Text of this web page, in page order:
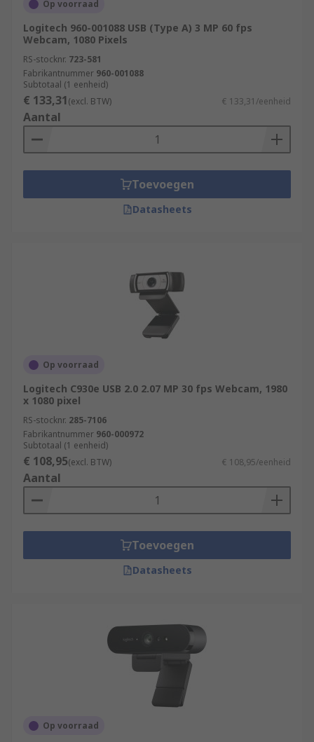
Op voorraad
Logitech 960-001088 USB (Type A) 3 MP 60 fps
Webcam, 1080 Pixels
RS-stocknr. 723-581
Fabrikantnummer 960-001088
Subtotaal (1 eenheid)
€ 133,31(excl. BTW) € 133,31/eenheid
Aantal
Toevoegen
Datasheets
Op voorraad
Logitech C930e USB 2.0 2.07 MP 30 fps Webcam, 1980
x 1080 pixel
RS-stocknr. 285-7106
Fabrikantnummer 960-000972
Subtotaal (1 eenheid)
€ 108,95(excl. BTW) € 108,95/eenheid
Aantal
Toevoegen
Datasheets
Op voorraad